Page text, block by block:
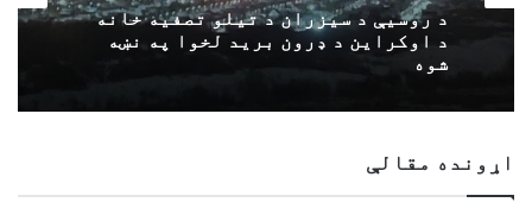
د روسیې د سیزران د تیلو تصفیه خانه
د اوکراین د ډرون برید لخوا په نښه
شوه
اړونده مقالې